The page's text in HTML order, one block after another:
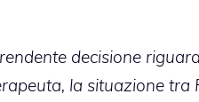
decisione
la situazione